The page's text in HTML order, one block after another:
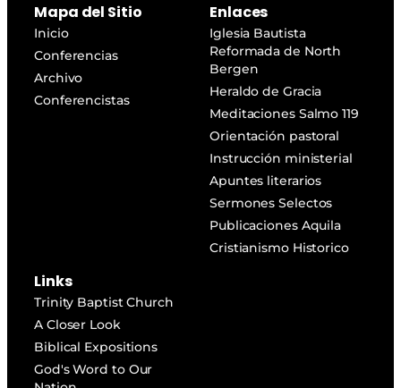
Mapa del Sitio
Inicio
Conferencias
Archivo
Conferencistas
Enlaces
Iglesia Bautista
Reformada de North
Bergen
Heraldo de Gracia
Meditaciones Salmo 119
Orientación pastoral
Instrucción ministerial
Apuntes literarios
Sermones Selectos
Publicaciones Aquila
Cristianismo Historico
Links
Trinity Baptist Church
A Closer Look
Biblical Expositions
God's Word to Our